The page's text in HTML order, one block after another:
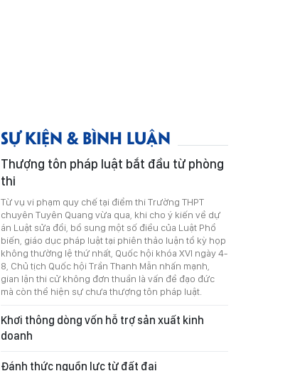
SỰ KIỆN & BÌNH LUẬN
Thượng tôn pháp luật bắt đầu từ phòng
thi
Từ vụ vi phạm quy chế tại điểm thi Trường THPT
chuyên Tuyên Quang vừa qua, khi cho ý kiến về dự
án Luật sửa đổi, bổ sung một số điều của Luật Phổ
biến, giáo dục pháp luật tại phiên thảo luận tổ kỳ họp
không thường lệ thứ nhất, Quốc hội khóa XVI ngày 4-
8, Chủ tịch Quốc hội Trần Thanh Mẫn nhấn mạnh,
gian lận thi cử không đơn thuần là vấn đề đạo đức
mà còn thể hiện sự chưa thượng tôn pháp luật.
Khơi thông dòng vốn hỗ trợ sản xuất kinh
doanh
Đánh thức nguồn lực từ đất đai